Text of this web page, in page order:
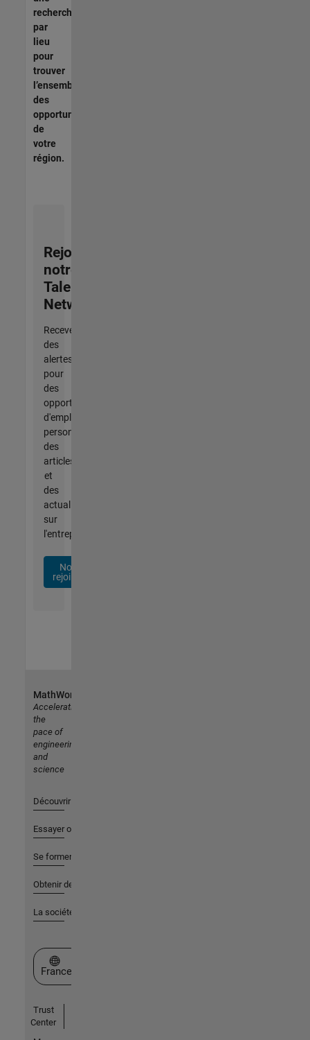
recherche
par
lieu
pour
trouver
l’ensemble
des
opportunités
de
votre
région.
Rejoignez
notre
Talent
Network
Recevez
des
alertes
pour
des
opportunités
d'emploi
personnalisées,
des
articles
et
des
actualités
sur
l'entreprise.
Nous
rejoindre
MathWorks
Accelerating
the
pace of
engineering
and
science
Découvrir les produits
Essayer ou acheter
Se former
Obtenir de l'aide
La société
Sélectionner un site web
France
Trust
Center